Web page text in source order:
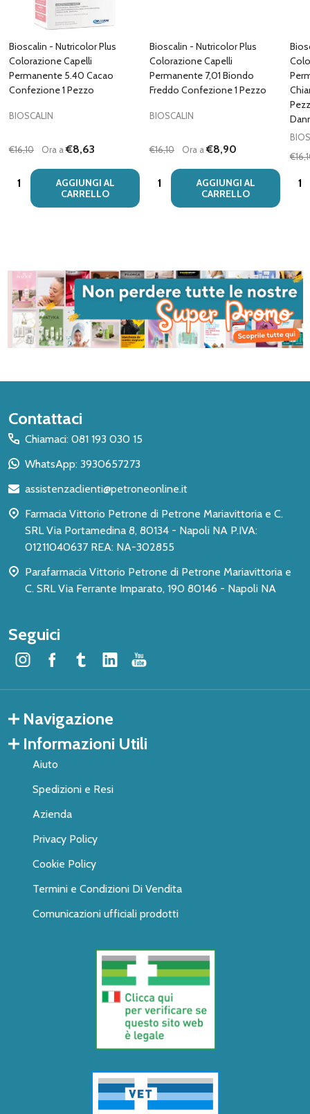
Bioscalin - Nutricolor Plus
Colorazione Capelli
Permanente 5.40 Cacao
Confezione 1 Pezzo
BIOSCALIN
€16,10 Ora a€8,63
Quantità:
AGGIUNGI AL
CARRELLO
Bioscalin - Nutricolor Plus
Colorazione Capelli
Permanente 7,01 Biondo
Freddo Confezione 1 Pezzo
BIOSCALIN
€16,10 Ora a€8,90
Quantità:
AGGIUNGI AL
CARRELLO
Inizio
del
piè
pagina
Contattaci
Chiamaci: 081 193 030 15
WhatsApp: 3930657273
assistenzaclienti@petroneonline.it
Farmacia Vittorio Petrone di Petrone Mariavittoria e C.
SRL Via Portamedina 8, 80134 - Napoli NA P.IVA:
01211040637 REA: NA-302855
Parafarmacia Vittorio Petrone di Petrone Mariavittoria e
C. SRL Via Ferrante Imparato, 190 80146 - Napoli NA
Seguici
Navigazione
Informazioni Utili
Aiuto
Spedizioni e Resi
Azienda
Privacy Policy
Cookie Policy
Termini e Condizioni Di Vendita
Comunicazioni ufficiali prodotti